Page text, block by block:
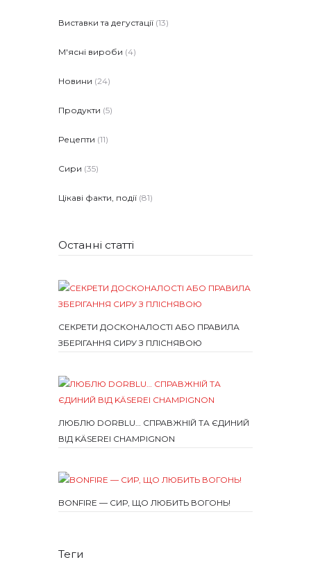
Виставки та дегустації (13)
М'ясні вироби (4)
Новини (24)
Продукти (5)
Рецепти (11)
Сири (35)
Цікаві факти, події (81)
Останні статті
СЕКРЕТИ ДОСКОНАЛОСТІ АБО ПРАВИЛА
ЗБЕРІГАННЯ СИРУ З ПЛІСНЯВОЮ
ЛЮБЛЮ DORBLU… СПРАВЖНІЙ ТА ЄДИНИЙ
ВІД KÄSEREI CHAMPIGNON
BONFIRE — СИР, ЩО ЛЮБИТЬ ВОГОНЬ!
Теги